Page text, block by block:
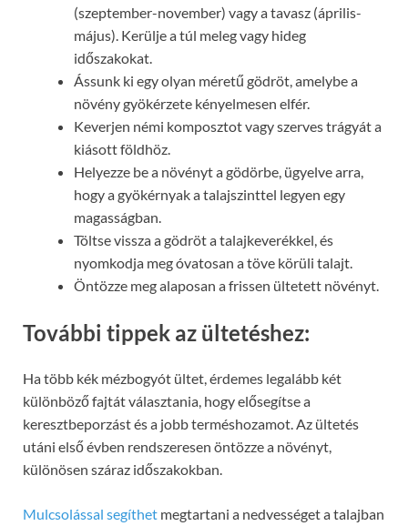
(szeptember-november) vagy a tavasz (április-
május). Kerülje a túl meleg vagy hideg
időszakokat.
Ássunk ki egy olyan méretű gödröt, amelybe a
növény gyökérzete kényelmesen elfér.
Keverjen némi komposztot vagy szerves trágyát a
kiásott földhöz.
Helyezze be a növényt a gödörbe, ügyelve arra,
hogy a gyökérnyak a talajszinttel legyen egy
magasságban.
Töltse vissza a gödröt a talajkeverékkel, és
nyomkodja meg óvatosan a töve körüli talajt.
Öntözze meg alaposan a frissen ültetett növényt.
További tippek az ültetéshez:
Ha több kék mézbogyót ültet, érdemes legalább két
különböző fajtát választania, hogy elősegítse a
keresztbeporzást és a jobb terméshozamot. Az ültetés
utáni első évben rendszeresen öntözze a növényt,
különösen száraz időszakokban.
Mulcsolással segíthet megtartani a nedvességet a talajban